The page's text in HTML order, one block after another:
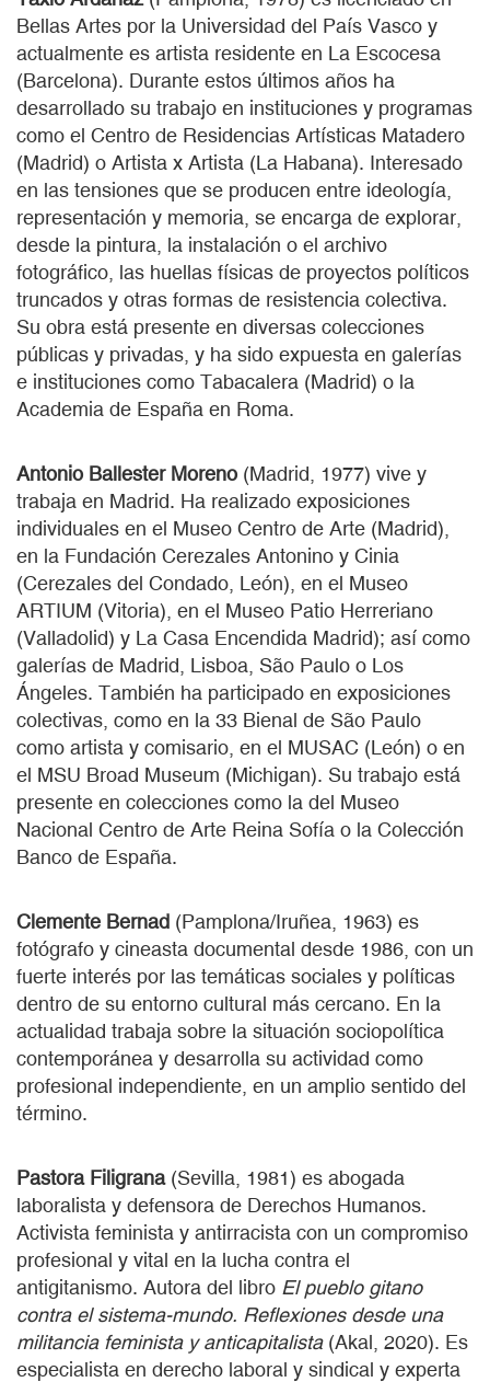
Bellas Artes por la Universidad del País Vasco y
actualmente es artista residente en La Escocesa
(Barcelona). Durante estos últimos años ha
desarrollado su trabajo en instituciones y programas
como el Centro de Residencias Artísticas Matadero
(Madrid) o Artista x Artista (La Habana). Interesado
en las tensiones que se producen entre ideología,
representación y memoria, se encarga de explorar,
desde la pintura, la instalación o el archivo
fotográfico, las huellas físicas de proyectos políticos
truncados y otras formas de resistencia colectiva.
Su obra está presente en diversas colecciones
públicas y privadas, y ha sido expuesta en galerías
e instituciones como Tabacalera (Madrid) o la
Academia de España en Roma.
Antonio Ballester Moreno (Madrid, 1977) vive y
trabaja en Madrid. Ha realizado exposiciones
individuales en el Museo Centro de Arte (Madrid),
en la Fundación Cerezales Antonino y Cinia
(Cerezales del Condado, León), en el Museo
ARTIUM (Vitoria), en el Museo Patio Herreriano
(Valladolid) y La Casa Encendida Madrid); así como
galerías de Madrid, Lisboa, São Paulo o Los
Ángeles. También ha participado en exposiciones
colectivas, como en la 33 Bienal de São Paulo
como artista y comisario, en el MUSAC (León) o en
el MSU Broad Museum (Michigan). Su trabajo está
presente en colecciones como la del Museo
Nacional Centro de Arte Reina Sofía o la Colección
Banco de España.
Clemente Bernad (Pamplona/Iruñea, 1963) es
fotógrafo y cineasta documental desde 1986, con un
fuerte interés por las temáticas sociales y políticas
dentro de su entorno cultural más cercano. En la
actualidad trabaja sobre la situación sociopolítica
contemporánea y desarrolla su actividad como
profesional independiente, en un amplio sentido del
término.
Pastora Filigrana(Sevilla, 1981) es abogada
laboralista y defensora de Derechos Humanos.
Activista feminista y antirracista con un compromiso
profesional y vital en la lucha contra el
antigitanismo. Autora del libro El pueblo gitano
contra el sistema-mundo. Reflexiones desde una
militancia feminista y anticapitalista(Akal, 2020). Es
especialista en derecho laboral y sindical y experta